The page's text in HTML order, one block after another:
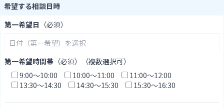
希望する相談日時
第一希望日 （必須）
第一希望時間帯 （必須）（複数選択可）
9:00〜10:00
10:00～11:00
11:00～12:00
13:30～14:30
14:30～15:30 15:30～16:30